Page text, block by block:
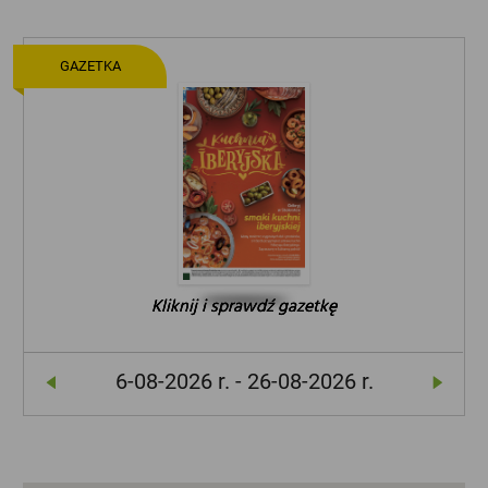
Kliknij i sprawdź gazetkę
6-08-2026 r. - 26-08-2026 r.
Kliknij i sprawdź gazetkę
Kliknij i sprawdź gazetkę
GAZETKA